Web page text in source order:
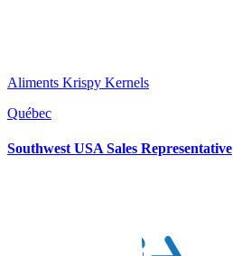
Aliments Krispy Kernels
Québec
Southwest USA Sales Representative